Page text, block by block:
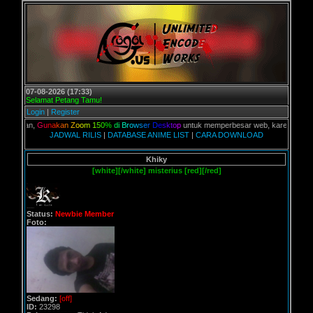
07-08-2026 (17:33)
Selamat Petang Tamu!
Login | Register
Gun akan Zoom 150% di Br owser Des ktopuntuk memperbesar web, karena aslinya
JADWAL RILIS | DATABASE ANIME LIST | CARA DOWNLOAD
Khiky
[white][/white] misterius [red][/red]
Status: Newbie Member
Foto:
Sedang: [off]
ID: 23298